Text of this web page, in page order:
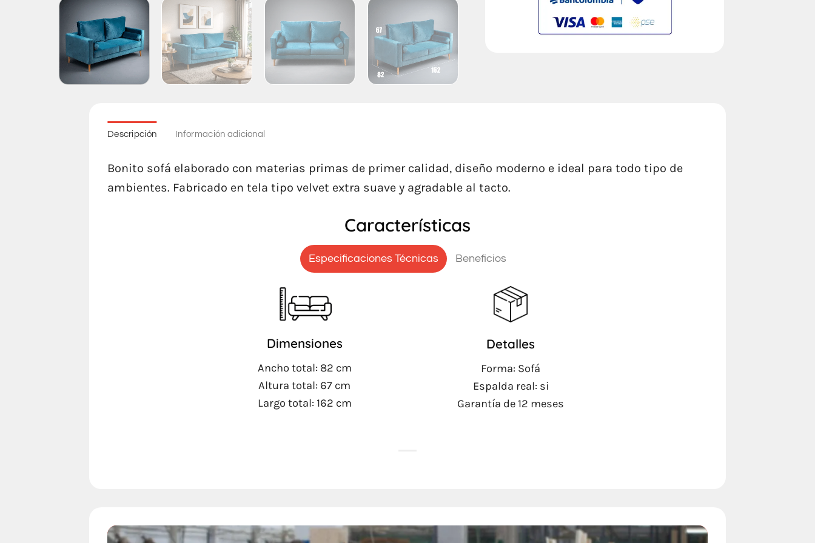
Descripción Información adicional
Bonito sofá elaborado con materias primas de primer calidad, diseño moderno e ideal para todo tipo de
ambientes. Fabricado en tela tipo velvet extra suave y agradable al tacto.
Características
Especificaciones Técnicas Beneficios
Dimensiones
Ancho total: 82 cm
Altura total: 67 cm
Largo total: 162 cm
Detalles
Forma: Sofá
Espalda real: si
Garantía de 12 meses